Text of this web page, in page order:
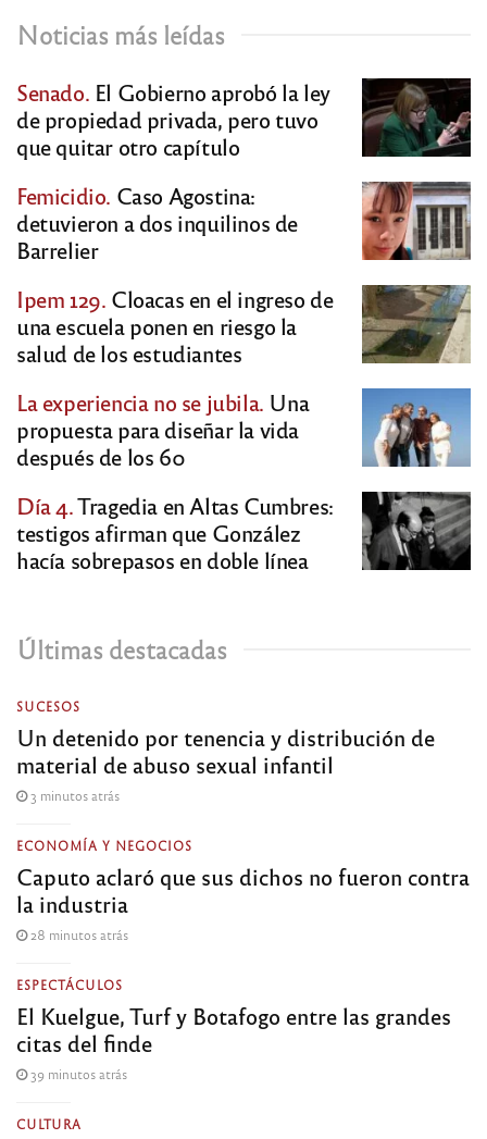
Noticias más leídas
Senado. El Gobierno aprobó la ley
de propiedad privada, pero tuvo
que quitar otro capítulo
Femicidio. Caso Agostina:
detuvieron a dos inquilinos de
Barrelier
Ipem 129. Cloacas en el ingreso de
una escuela ponen en riesgo la
salud de los estudiantes
La experiencia no se jubila. Una
propuesta para diseñar la vida
después de los 60
Día 4.Tragedia en Altas Cumbres:
testigos afirman que González
hacía sobrepasos en doble línea
Últimas destacadas
SUCESOS
Un detenido por tenencia y distribución de
material de abuso sexual infantil
3 minutos atrás
ECONOMÍA Y NEGOCIOS
Caputo aclaró que sus dichos no fueron contra
la industria
28 minutos atrás
ESPECTÁCULOS
El Kuelgue, Turf y Botafogo entre las grandes
citas del finde
39 minutos atrás
CULTURA